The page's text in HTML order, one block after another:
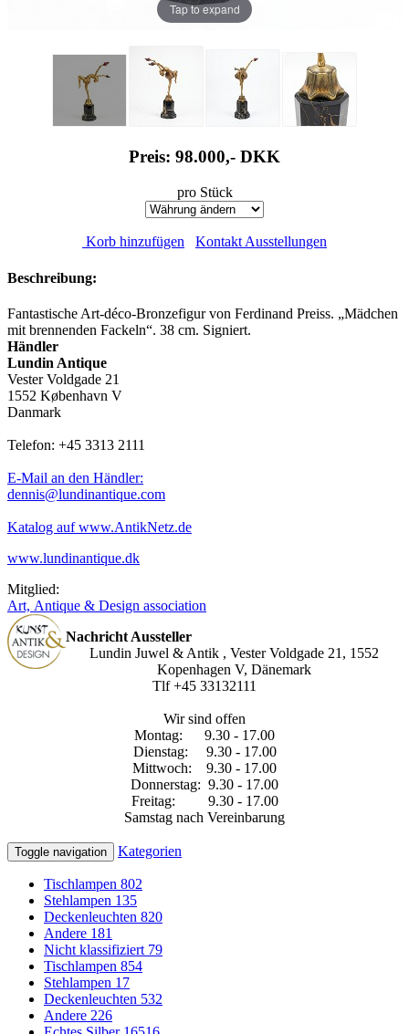
Tap to expand
Preis: 98.000,- DKK
pro Stück
Korb hinzufügen Kontakt Ausstellungen
Beschreibung:
Fantastische Art-déco-Bronzefigur von Ferdinand Preiss. „Mädchen
mit brennenden Fackeln“. 38 cm. Signiert.
Händler
Lundin Antique
Vester Voldgade 21
1552 København V
Danmark
Telefon: +45 3313 2111
E-Mail an den Händler:
dennis@lundinantique.com
Katalog auf www.AntikNetz.de
www.lundinantique.dk
Mitglied:
Art, Antique & Design association
Nachricht Aussteller
Lundin Juwel & Antik , Vester Voldgade 21, 1552
Kopenhagen V, Dänemark
Tlf +45 33132111
Wir sind offen
Montag: 9.30 - 17.00
Dienstag: 9.30 - 17.00
Mittwoch: 9.30 - 17.00
Donnerstag: 9.30 - 17.00
Freitag: 9.30 - 17.00
Samstag nach Vereinbarung
Toggle navigation Kategorien
Tischlampen 802
Stehlampen 135
Deckenleuchten 820
Andere 181
Nicht klassifiziert 79
Tischlampen 854
Stehlampen 17
Deckenleuchten 532
Andere 226